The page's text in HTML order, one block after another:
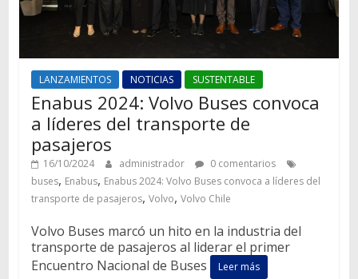
LANZAMIENTOS NOTICIAS SUSTENTABLE
Enabus 2024: Volvo Buses convoca
a líderes del transporte de
pasajeros
16/10/2024 administrador
0 comentarios
buses, Enabus, Enabus 2024: Volvo Buses convoca a líderes del
transporte de pasajeros, Volvo, Volvo Chile
Volvo Buses marcó un hito en la industria del
transporte de pasajeros al liderar el primer
Encuentro Nacional de Buses
Leer más